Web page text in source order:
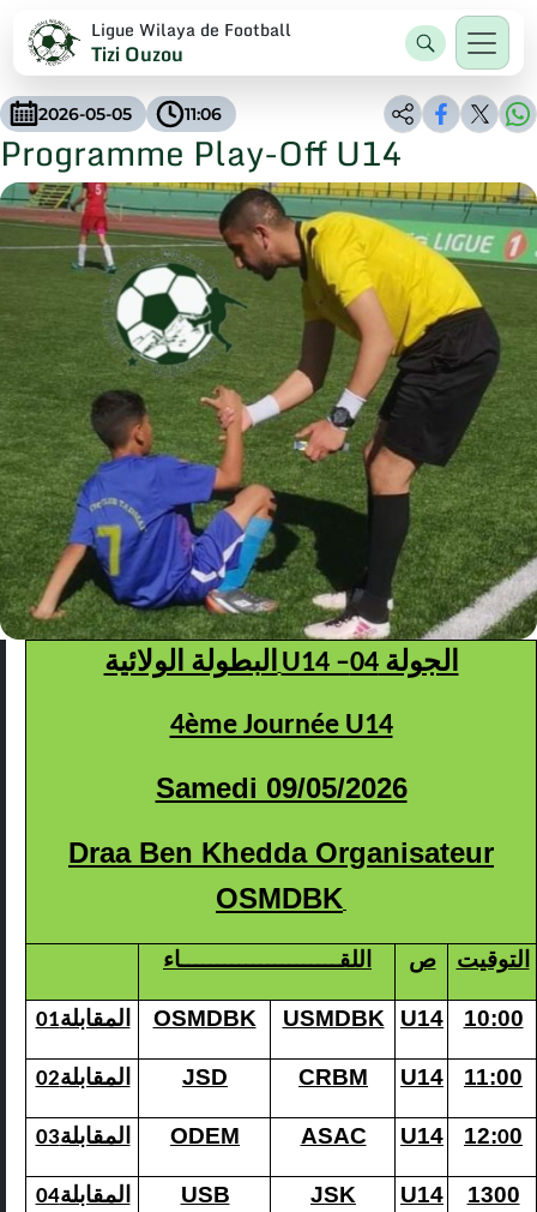
Ligue Wilaya de Football
Tizi Ouzou
2026-05-05 11:06
Programme Play-Off U14
البطولة الولائية U14 –الجولة 04
4ème Journée U14
Samedi 09/05/2026
Draa Ben Khedda Organisateur
OSMDBK
اللقــــــــــــــــــــــاء ص التوقيت
المقابلة01 OSMDBK USMDBK U14 10:00
المقابلة02 JSD CRBM U14 11:00
المقابلة03 ODEM ASAC U14 12:00
المقابلة04 USB JSK U14 1300